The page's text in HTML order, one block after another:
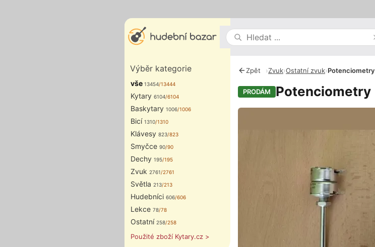
Výběr kategorie
vše 13454/13444
Kytary 6104/6104
Baskytary 1006/1006
Bicí 1310/1310
Klávesy 823/823
Smyčce 90/90
Dechy 195/195
Zvuk 2761/2761
Světla 213/213
Hudebníci 606/606
Lekce 78/78
Ostatní 258/258
Použité zboží Kytary.cz >
Zpět ›Zvuk›Ostatní zvuk›Potenciometry
PRODÁM Potenciometry
Fotografie